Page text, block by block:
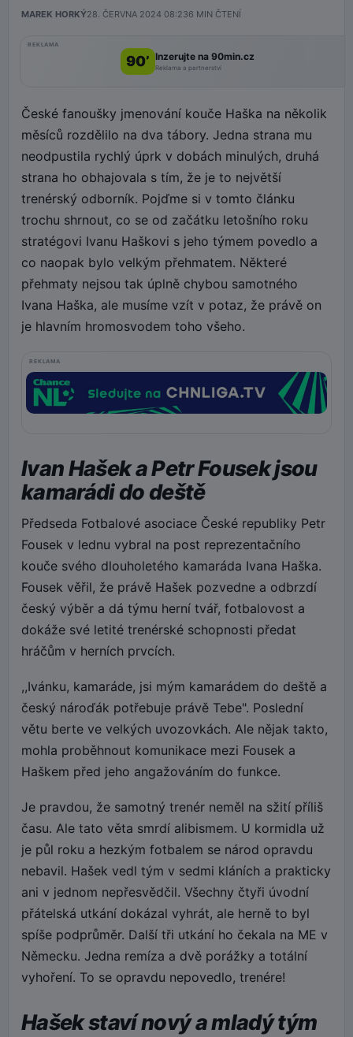
MAREK HORKÝ28. ČERVNA 2024 08:236 MIN ČTENÍ
REKLAMA
90’ Inzerujte na 90min.cz
Reklama a partnerství
České fanoušky jmenování kouče Haška na několik
měsíců rozdělilo na dva tábory. Jedna strana mu
neodpustila rychlý úprk v dobách minulých, druhá
strana ho obhajovala s tím, že je to největší
trenérský odborník. Pojďme si v tomto článku
trochu shrnout, co se od začátku letošního roku
stratégovi Ivanu Haškovi s jeho týmem povedlo a
co naopak bylo velkým přehmatem. Některé
přehmaty nejsou tak úplně chybou samotného
Ivana Haška, ale musíme vzít v potaz, že právě on
je hlavním hromosvodem toho všeho.
REKLAMA
Ivan Hašek a Petr Fousek jsou
kamarádi do deště
Předseda Fotbalové asociace České republiky Petr
Fousek v lednu vybral na post reprezentačního
kouče svého dlouholetého kamaráda Ivana Haška.
Fousek věřil, že právě Hašek pozvedne a odbrzdí
český výběr a dá týmu herní tvář, fotbalovost a
dokáže své letité trenérské schopnosti předat
hráčům v herních prvcích.
,,Ivánku, kamaráde, jsi mým kamarádem do deště a
český nároďák potřebuje právě Tebe". Poslední
větu berte ve velkých uvozovkách. Ale nějak takto,
mohla proběhnout komunikace mezi Fousek a
Haškem před jeho angažováním do funkce.
Je pravdou, že samotný trenér neměl na sžití příliš
času. Ale tato věta smrdí alibismem. U kormidla už
je půl roku a hezkým fotbalem se národ opravdu
nebavil. Hašek vedl tým v sedmi kláních a prakticky
ani v jednom nepřesvědčil. Všechny čtyři úvodní
přátelská utkání dokázal vyhrát, ale herně to byl
spíše podprůměr. Další tři utkání ho čekala na ME v
Německu. Jedna remíza a dvě porážky a totální
vyhoření. To se opravdu nepovedlo, trenére!
Hašek staví nový a mladý tým